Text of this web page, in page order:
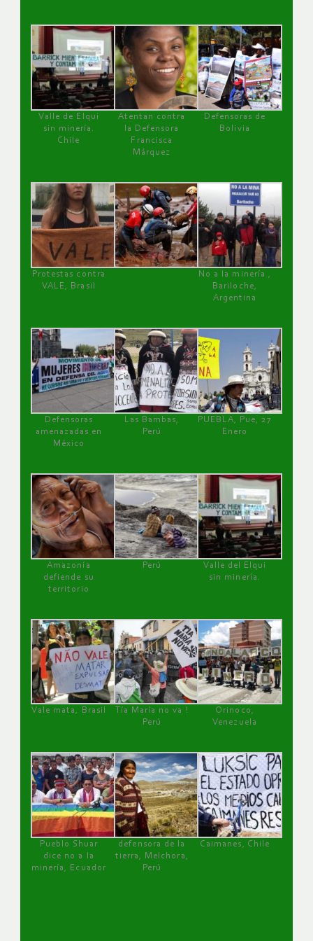
Valle de Elqui
sin minería.
Chile
Atentan contra
la Defensora
Francisca
Márquez
Defensoras de
Bolivia
Protestas contra
VALE, Brasil
No a la minería ,
Bariloche,
Argentina
Defensoras
amenazadas en
México
Las Bambas,
Perú
PUEBLA, Pue, 27
Enero
Amazonía
defiende su
territorio
Perú
Valle del Elqui
sin minería.
Vale mata, Brasil
Tía María no va !
Perú
Orinoco,
Venezuela
Pueblo Shuar
dice no a la
minería, Ecuador
defensora de la
tierra, Melchora,
Perú
Caimanes, Chile